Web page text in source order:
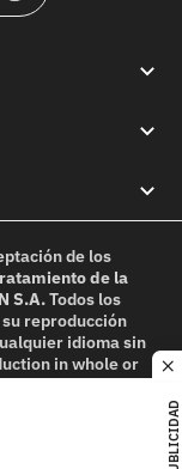
PUBLICIDAD
de los
de la
S.A.Todos los
reproducción
idioma sin
in whole or